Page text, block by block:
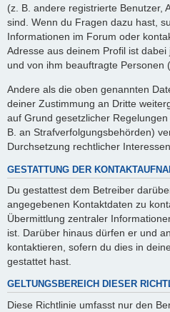
(z. B. andere registrierte Benutzer,
sind. Wenn du Fragen dazu hast,
Informationen im Forum oder
Adresse aus deinem Profil ist
und von ihm beauftragte Personen
Andere als die oben genannten
deiner Zustimmung an Dritte
auf Grund gesetzlicher
B. an Strafverfolgungsbehörden)
Durchsetzung rechtlicher
GESTATTUNG DER
Du gestattest dem Betreiber
angegebenen Kontaktdaten zu
Übermittlung zentraler
ist. Darüber hinaus dürfen er und
kontaktieren, sofern du dies in
gestattet hast.
GELTUNGSBEREICH DIESER
Diese Richtlinie umfasst nur den